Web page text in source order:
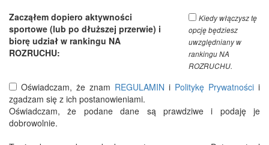
Zacząłem dopiero aktywności
sportowe (lub po dłuższej przerwie) i
biorę udział w rankingu NA
ROZRUCHU:
Kiedy włączysz tę
opcję będziesz
uwzględniany w
rankingu NA
ROZRUCHU.
Oświadczam, że znam REGULAMIN i Politykę Prywatności i
zgadzam się z ich postanowieniami.
Oświadczam, że podane dane są prawdziwe i podaję je
dobrowolnie.